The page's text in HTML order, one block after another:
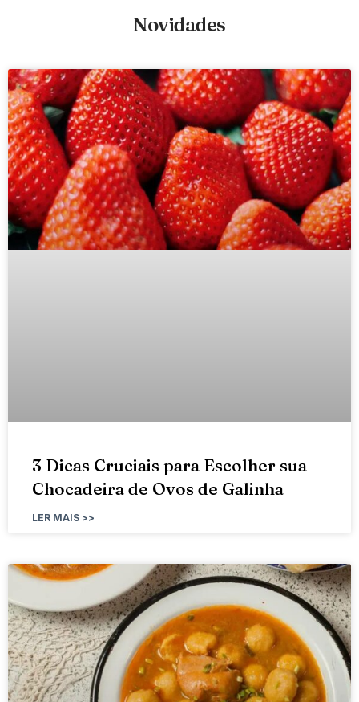
Novidades
3 Dicas Cruciais para Escolher sua
Chocadeira de Ovos de Galinha
LER MAIS >>